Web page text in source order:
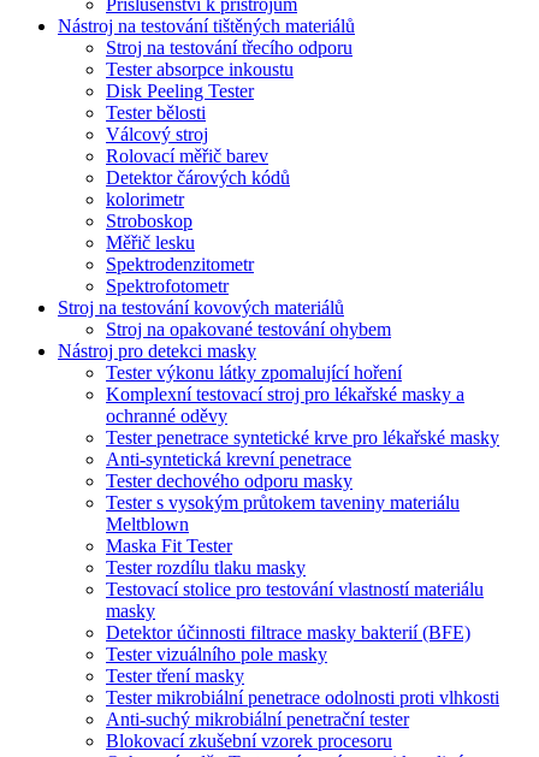
Nástroj na testování tištěných materiálů
Stroj na testování třecího odporu
Tester absorpce inkoustu
Disk Peeling Tester
Tester bělosti
Válcový stroj
Rolovací měřič barev
Detektor čárových kódů
kolorimetr
Stroboskop
Měřič lesku
Spektrodenzitometr
Spektrofotometr
Stroj na testování kovových materiálů
Stroj na opakované testování ohybem
Nástroj pro detekci masky
Tester výkonu látky zpomalující hoření
Komplexní testovací stroj pro lékařské masky a
ochranné oděvy
Tester penetrace syntetické krve pro lékařské masky
Anti-syntetická krevní penetrace
Tester dechového odporu masky
Tester s vysokým průtokem taveniny materiálu
Meltblown
Maska Fit Tester
Tester rozdílu tlaku masky
Testovací stolice pro testování vlastností materiálu
masky
Detektor účinnosti filtrace masky bakterií (BFE)
Tester vizuálního pole masky
Tester tření masky
Tester mikrobiální penetrace odolnosti proti vlhkosti
Anti-suchý mikrobiální penetrační tester
Blokovací zkušební vzorek procesoru